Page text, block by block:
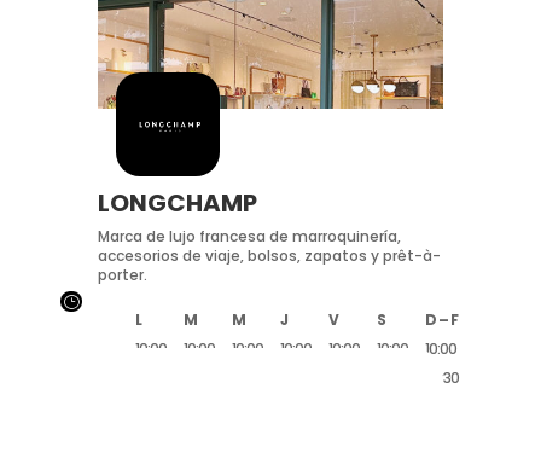
LONGCHAMP
Marca de lujo francesa de marroquinería,
accesorios de viaje, bolsos, zapatos y prêt-à-
porter.
L M M J V S
D – F
10:00
10:00
10:00
10:00
10:00
10:00
10:00
20:30
}